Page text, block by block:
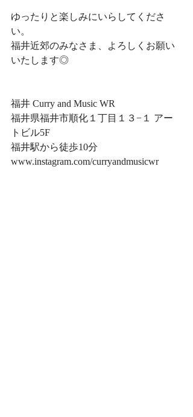
ゆったりと楽しみにいらしてくださ
い。
福井近郊のみなさま、よろしくお願い
いたします◎
福井 Curry and Music WR
福井県福井市順化１丁目１３−１ アー
トビル5F
福井駅から徒歩10分
www.instagram.com/curryandmusicwr